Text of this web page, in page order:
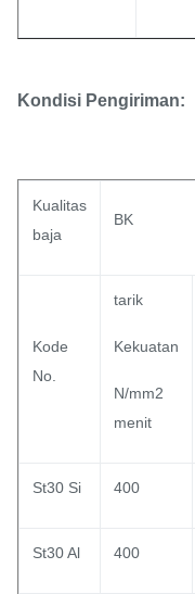
Kondisi Pengiriman:
Kualitas
baja
BK
Kode
No.
tarik
Kekuatan
N/mm2
menit
St30 Si 400
St30 Al 400